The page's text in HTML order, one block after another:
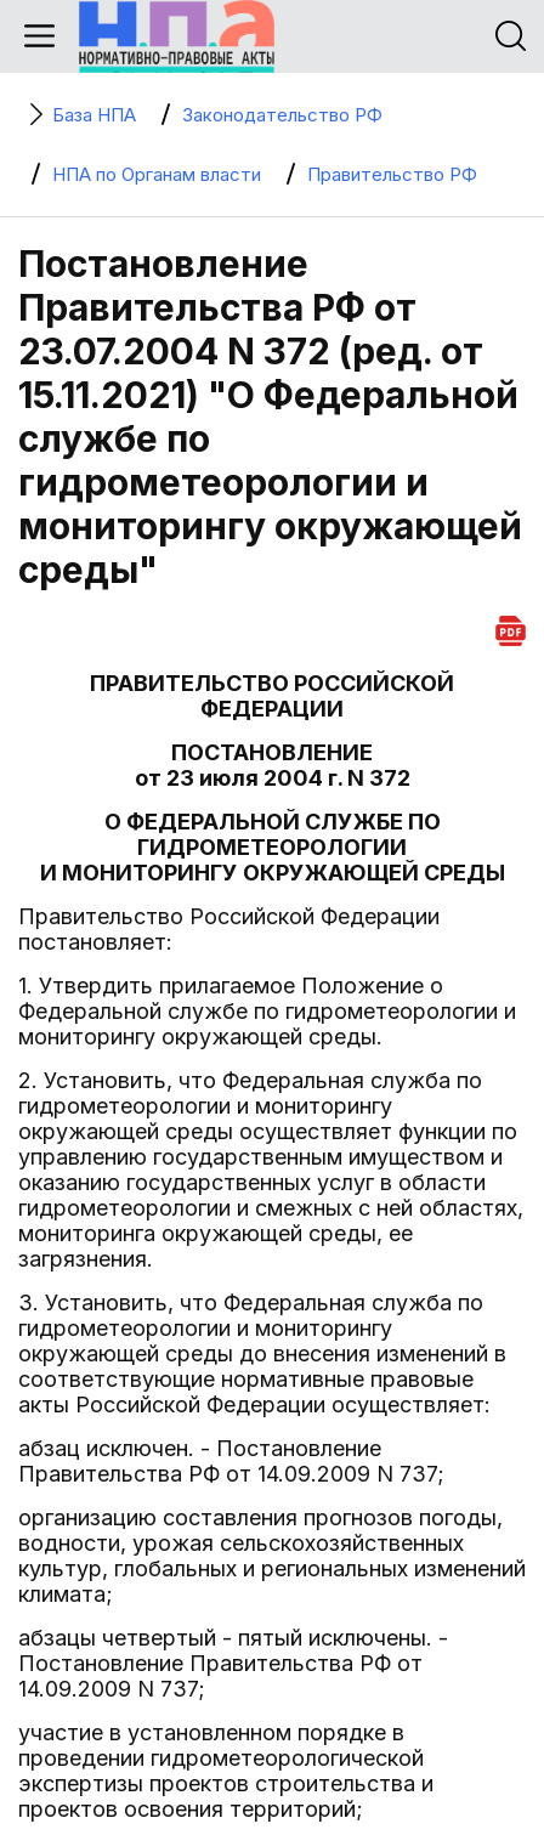
База НПА Законодательство РФ
НПА по Органам власти Правительство РФ
Постановление
Правительства РФ от
23.07.2004 N 372 (ред. от
15.11.2021) "О Федеральной
службе по
гидрометеорологии и
мониторингу окружающей
среды"
ПРАВИТЕЛЬСТВО РОССИЙСКОЙ
ФЕДЕРАЦИИ
ПОСТАНОВЛЕНИЕ
от 23 июля 2004 г. N 372
О ФЕДЕРАЛЬНОЙ СЛУЖБЕ ПО
ГИДРОМЕТЕОРОЛОГИИ
И МОНИТОРИНГУ ОКРУЖАЮЩЕЙ СРЕДЫ
Правительство Российской Федерации
постановляет:
1. Утвердить прилагаемое Положение о
Федеральной службе по гидрометеорологии и
мониторингу окружающей среды.
2. Установить, что Федеральная служба по
гидрометеорологии и мониторингу
окружающей среды осуществляет функции по
управлению государственным имуществом и
оказанию государственных услуг в области
гидрометеорологии и смежных с ней областях,
мониторинга окружающей среды, ее
загрязнения.
3. Установить, что Федеральная служба по
гидрометеорологии и мониторингу
окружающей среды до внесения изменений в
соответствующие нормативные правовые
акты Российской Федерации осуществляет:
абзац исключен. - Постановление
Правительства РФ от 14.09.2009 N 737;
организацию составления прогнозов погоды,
водности, урожая сельскохозяйственных
культур, глобальных и региональных изменений
климата;
абзацы четвертый - пятый исключены. -
Постановление Правительства РФ от
14.09.2009 N 737;
участие в установленном порядке в
проведении гидрометеорологической
экспертизы проектов строительства и
проектов освоения территорий;